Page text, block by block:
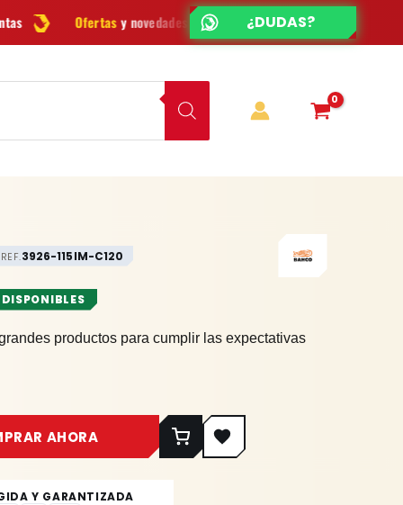
y novedades cada semana ¿Dudas? Escríbenos por
ESCRÍBENOS
¿CHATEAMOS?
REF.3926-115IM-C120
productos para cumplir las expectativas
AHORA
Y GARANTIZADA